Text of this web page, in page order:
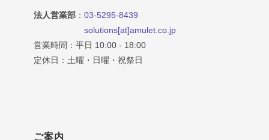
法人営業部 ： 03-5295-8439
solutions[at]amulet.co.jp
営業時間：平日 10:00 - 18:00
定休日：土曜・日曜・祝祭日
ご案内